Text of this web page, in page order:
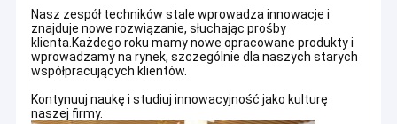
Nasz zespół techników stale wprowadza innowacje i
znajduje nowe rozwiązanie, słuchając prośby
klienta.Każdego roku mamy nowe opracowane produkty i
wprowadzamy na rynek, szczególnie dla naszych starych
współpracujących klientów.
Kontynuuj naukę i studiuj innowacyjność jako kulturę
naszej firmy.